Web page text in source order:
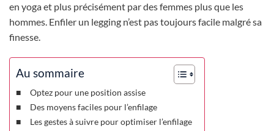
en yoga et plus précisément par des femmes plus que les
hommes. Enfiler un legging n’est pas toujours facile malgré sa
finesse.
Au sommaire
Optez pour une position assise
Des moyens faciles pour l’enfilage
Les gestes à suivre pour optimiser l’enfilage